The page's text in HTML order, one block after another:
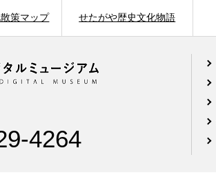
策マップ せたがや歴史文化物語
4264